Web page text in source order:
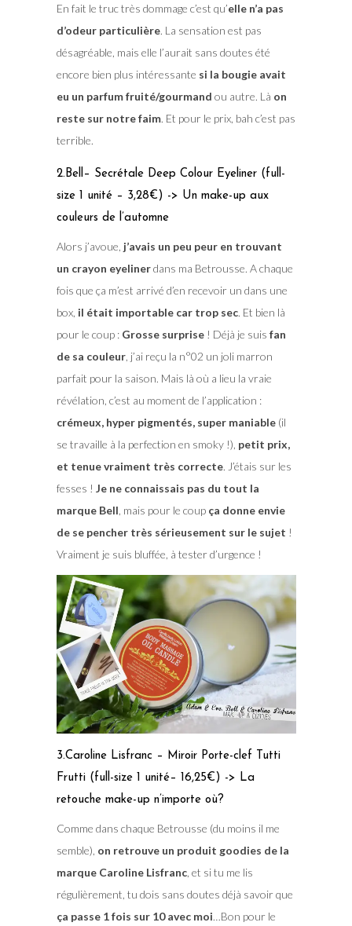
En fait le truc très dommage c’est qu’elle n’a pas
d’odeur particulière. La sensation est pas
désagréable, mais elle l’aurait sans doutes été
encore bien plus intéressante si la bougie avait
eu un parfum fruité/gourmand ou autre. Là on
reste sur notre faim. Et pour le prix, bah c’est pas
terrible.
2.Bell– Secrétale Deep Colour Eyeliner (full-
size 1 unité – 3,28€) -> Un make-up aux
couleurs de l’automne
Alors j’avoue, j’avais un peu peur en trouvant
un crayon eyelinerdans ma Betrousse. A chaque
fois que ça m’est arrivé d’en recevoir un dans une
box, il était importable car trop sec. Et bien là
pour le coup : Grosse surprise! Déjà je suis fan
de sa couleur, j’ai reçu la n°02 un joli marron
parfait pour la saison. Mais là où a lieu la vraie
révélation, c’est au moment de l’application :
crémeux, hyper pigmentés, super maniable(il
se travaille à la perfection en smoky !), petit prix,
et tenue vraiment très correcte. J’étais sur les
fesses ! Je ne connaissais pas du tout la
marque Bell , mais pour le coup ça donne envie
de se pencher très sérieusement sur le sujet !
Vraiment je suis bluffée, à tester d’urgence !
3.Caroline Lisfranc – Miroir Porte-clef Tutti
Frutti (full-size 1 unité– 16,25€) -> La
retouche make-up n’importe où?
Comme dans chaque Betrousse (du moins il me
semble), on retrouve un produit goodies de la
marque Caroline Lisfranc, et si tu me lis
régulièrement, tu dois sans doutes déjà savoir que
ça passe 1 fois sur 10 avec moi…Bon pour le